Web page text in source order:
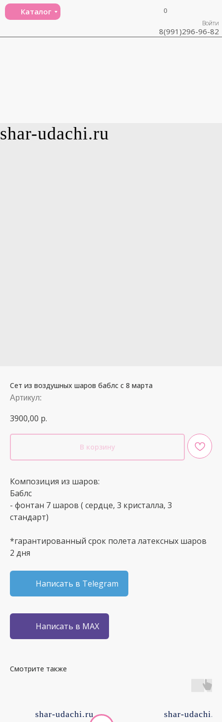
Каталог
Войти
0
8(991)296-96-82
shar-udachi.ru
Сет из воздушных шаров баблс с 8 марта
Артикул:
3900,00 р.
В корзину
Композиция из шаров:
Баблс
- фонтан 7 шаров ( сердце, 3 кристалла, 3
стандарт)
*гарантированный срок полета латексных шаров
2 дня
Написать в Telegram
Написать в MAX
Смотрите также
shar-udachi.ru shar-udachi.ru